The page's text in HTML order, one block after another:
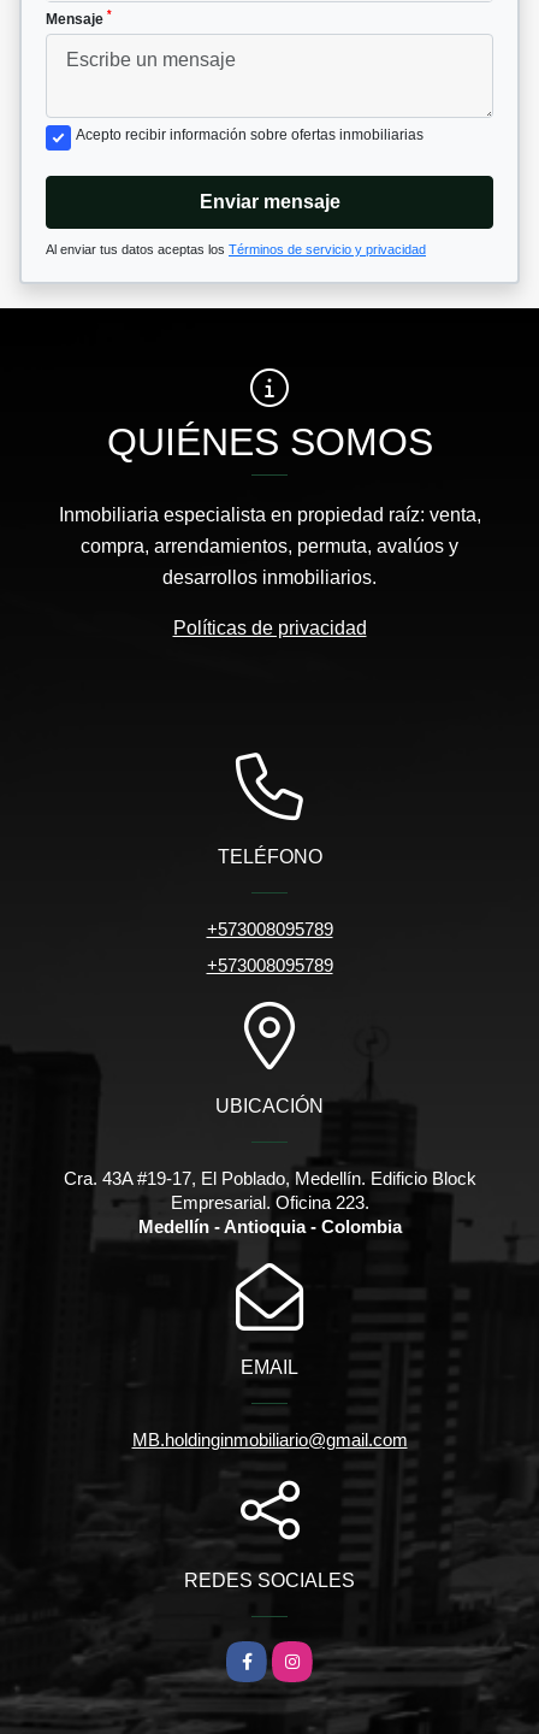
Mensaje *
Acepto recibir información sobre ofertas inmobiliarias
Enviar mensaje
Al enviar tus datos aceptas los Términos de servicio y privacidad
QUIÉNES SOMOS
Inmobiliaria especialista en propiedad raíz: venta,
compra, arrendamientos, permuta, avalúos y
desarrollos inmobiliarios.
Políticas de privacidad
TELÉFONO
+573008095789
+573008095789
UBICACIÓN
Cra. 43A #19-17, El Poblado, Medellín. Edificio Block
Empresarial. Oficina 223.
Medellín - Antioquia - Colombia
EMAIL
MB.holdinginmobiliario@gmail.com
REDES SOCIALES
FacebookInstagram